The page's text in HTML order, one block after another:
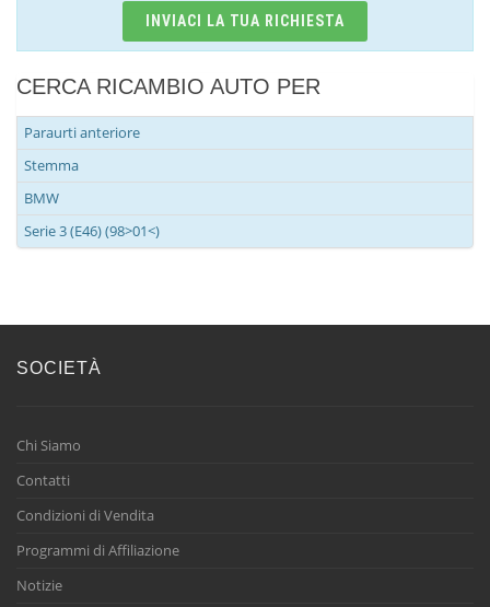
INVIACI LA TUA RICHIESTA
CERCA RICAMBIO AUTO PER
Paraurti anteriore
Stemma
BMW
Serie 3 (E46) (98>01<)
SOCIETÀ
Chi Siamo
Contatti
Condizioni di Vendita
Programmi di Affiliazione
Notizie